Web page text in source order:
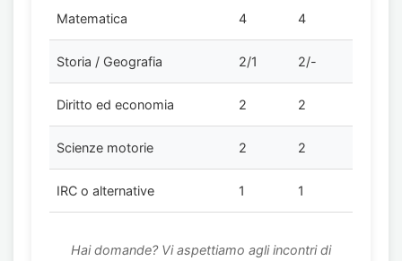
Matematica 4 4
Storia / Geografia 2/1 2/-
Diritto ed economia 2 2
Scienze motorie 2 2
IRC o alternative 1 1
Hai domande? Vi aspettiamo agli incontri di